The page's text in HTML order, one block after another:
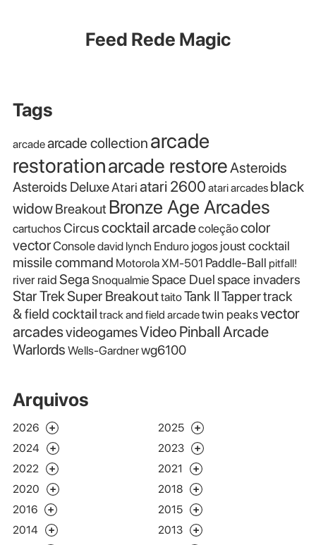
Feed Rede Magic
Tags
arcadearcade collection arcade
restorationarcade restoreAsteroids
Asteroids DeluxeAtariatari 2600 atari arcades black
widowBreakoutBronze Age Arcades
cartuchosCircuscocktail arcadecoleçãocolor
vectorConsoledavid lynch Enduro jogos joust cocktail
missile command Motorola XM-501 Paddle-Ball pitfall!
river raidSega Snoqualmie Space Duelspace invaders
Star TrekSuper BreakouttaitoTank IITappertrack
& field cocktail track and field arcadetwin peaksvector
arcadesvideogamesVideo Pinball Arcade
Warlords Wells-Gardnerwg6100
Arquivos
2026
2025
2024
2023
2022
2021
2020
2018
2016
2015
2014
2013